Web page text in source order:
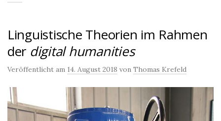
Linguistische Theorien im Rahmen
der digital humanities
Veröffentlicht am 14. August 2018 von Thomas Krefeld